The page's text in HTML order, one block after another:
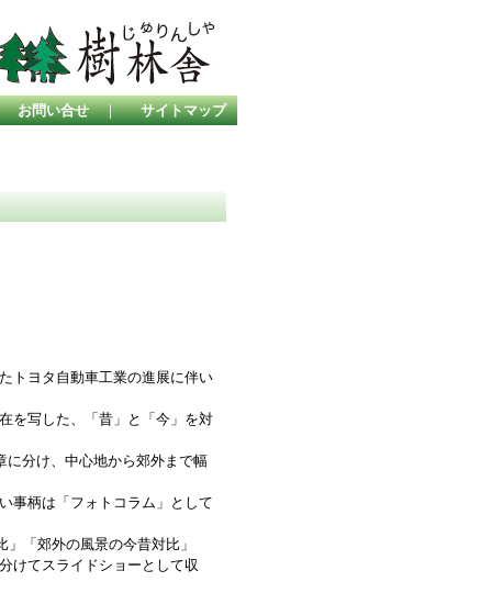
お問い合せ ｜ サイトマップ
トヨタ自動車工業の進展に伴い
を写した、「昔」と「今」を対
に分け、中心地から郊外まで幅
事柄は「フォトコラム」として
「郊外の風景の今昔対比」
けてスライドショーとして収